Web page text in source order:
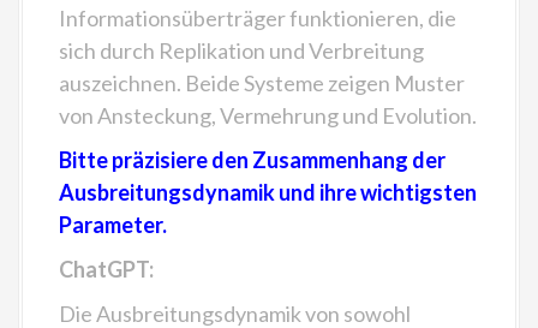
Informationsüberträger funktionieren, die
sich durch Replikation und Verbreitung
auszeichnen. Beide Systeme zeigen Muster
von Ansteckung, Vermehrung und Evolution.
Bitte präzisiere den Zusammenhang der
Ausbreitungsdynamik und ihre wichtigsten
Parameter.
ChatGPT:
Die Ausbreitungsdynamik von sowohl